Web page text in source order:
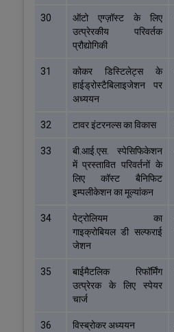
30
ऑटो एग्ज़ॉस्ट के लिए
उत्प्रेरकीय परिवर्तक
प्रौद्योगिकी
31
कोकर डिस्टिलेट्स के
हाईड्रोस्टैबिलाइजेशन पर
अध्ययन
32 टावर इंटरनल्स का विकास
33
बी.आई.एस. स्पेसिफिकेशन
में प्रस्तावित परिवर्तनों के
लिए कॉस्ट बैनिफिट
इम्पलीकेशन का मूल्यांकन
34
पेट्रोलियम का
गाइक्रोबियल डी सल्फराई
जेशन
35
बाईमैटलिक रिफॉर्मिंग
उत्प्रेरक के लिए स्पेयर
चार्ज
36 विस्ब्रोकर अध्ययन